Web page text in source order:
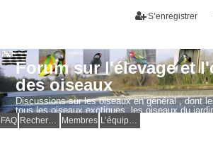
S’enregistrer
Forum sur l'élevage et
des oiseaux
Discussions sur les oiseaux en général , dont
tous les oiseaux exotiques, les oiseaux du
Questions, photos, expériences.
FAQ Membres